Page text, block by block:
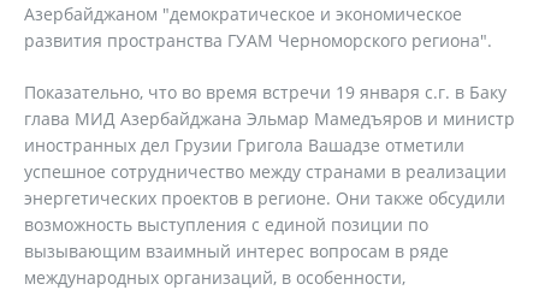
Азербайджаном "демократическое и экономическое
развития пространства ГУАМ Черноморского региона".
Показательно, что во время встречи 19 января с.г. в Баку
глава МИД Азербайджана Эльмар Мамедъяров и министр
иностранных дел Грузии Григола Вашадзе отметили
успешное сотрудничество между странами в реализации
энергетических проектов в регионе. Они также обсудили
возможность выступления с единой позиции по
вызывающим взаимный интерес вопросам в ряде
международных организаций, в особенности,